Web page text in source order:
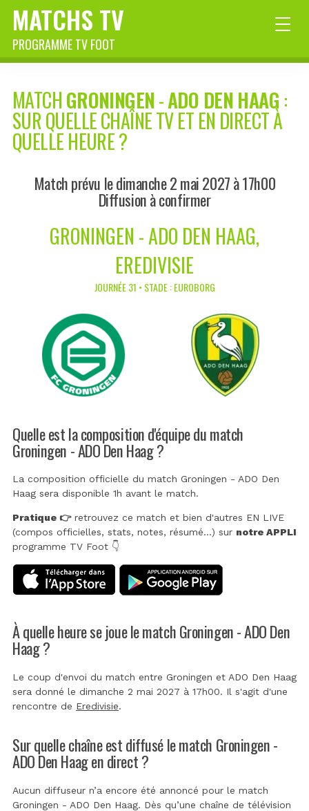
MATCHS TV
PROGRAMME TV FOOT
MATCHGRONINGEN-ADO DEN HAAG :
SUR QUELLE CHAÎNE TV ET EN DIRECT À
QUELLE HEURE ?
Match prévu le dimanche 2 mai 2027 à 17h00
Diffusion à confirmer
GRONINGEN - ADO DEN HAAG,
EREDIVISIE
JOURNÉE 31 • STADE : EUROBORG
Quelle est la composition d'équipe du match
Groningen - ADO Den Haag ?
La composition officielle du match Groningen - ADO Den
Haag sera disponible 1h avant le match.
Pratique 👉retrouvez ce match et bien d'autres EN LIVE
(compos officielles, stats, notes, résumé...) sur notre APPLI
programme TV Foot 👇
À quelle heure se joue le match Groningen - ADO Den
Haag ?
Le coup d'envoi du match entre Groningen et ADO Den Haag
sera donné le dimanche 2 mai 2027 à 17h00. Il s'agit d'une
rencontre de Eredivisie.
Sur quelle chaîne est diffusé le match Groningen -
ADO Den Haag en direct ?
Aucun diffuseur n’a encore été annoncé pour le match
Groningen - ADO Den Haag. Dès qu’une chaîne de télévision